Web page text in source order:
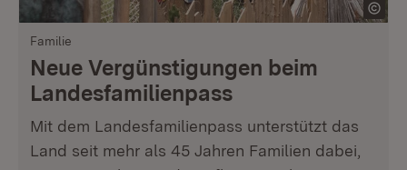
Familie
Neue Vergünstigungen beim
Landesfamilienpass
Mit dem Landesfamilienpass unterstützt das
Land seit mehr als 45 Jahren Familien dabei,